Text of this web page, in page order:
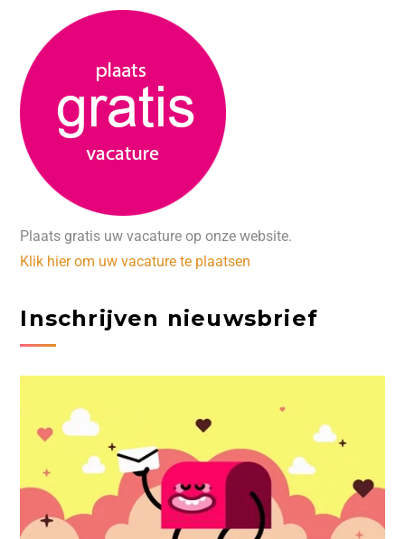
Plaats gratis uw vacature op onze website.
Klik hier om uw vacature te plaatsen
Inschrijven nieuwsbrief